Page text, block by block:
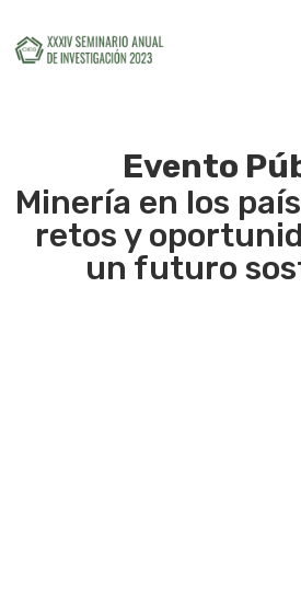
Evento
Minería en los
retos y
un futuro